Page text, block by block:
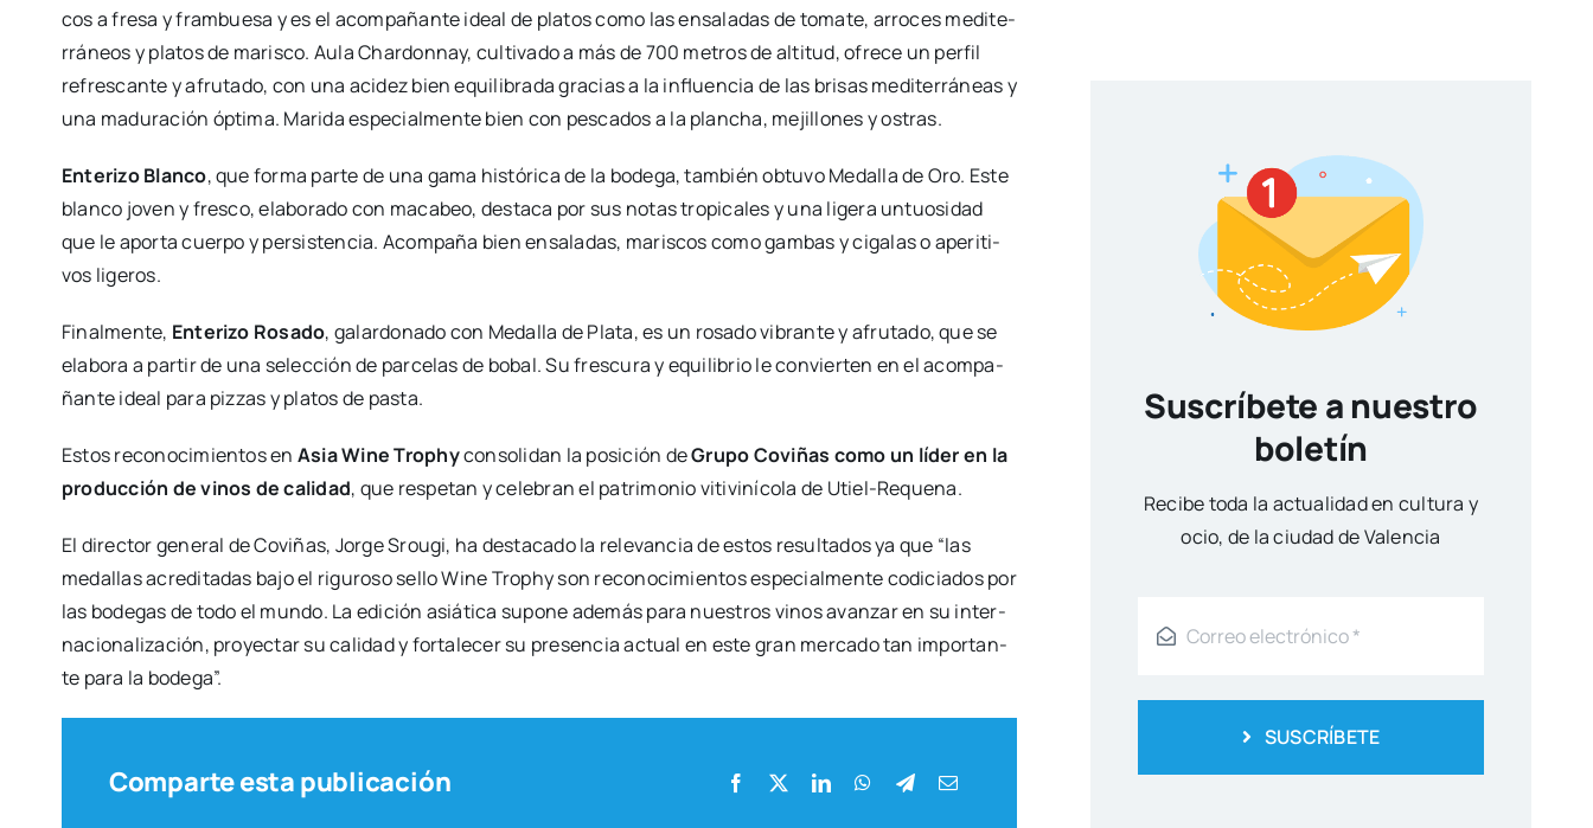
cos a fre­sa y fram­bue­sa y es el acom­pa­ñan­te ideal de pla­tos como las ensa­la­das de toma­te, arro­ces medi­te­
rrá­neos y pla­tos de maris­co. Aula Char­don­nay, cul­ti­va­do a más de 700 metros de alti­tud, ofre­ce un per­fil
refres­can­te y afru­ta­do, con una aci­dez bien equi­li­bra­da gra­cias a la influen­cia de las bri­sas medi­te­rrá­neas y
una madu­ra­ción ópti­ma. Mari­da espe­cial­men­te bien con pes­ca­dos a la plan­cha, meji­llo­nes y ostras.
Ente­ri­zo Blan­co, que for­ma par­te de una gama his­tó­ri­ca de la bode­ga, tam­bién obtu­vo Meda­lla de Oro. Este
blan­co joven y fres­co, ela­bo­ra­do con maca­beo, des­ta­ca por sus notas tro­pi­ca­les y una lige­ra untuo­si­dad
que le apor­ta cuer­po y per­sis­ten­cia. Acom­pa­ña bien ensa­la­das, maris­cos como gam­bas y ciga­las o ape­ri­ti­
vos lige­ros.
Final­men­te, Ente­ri­zo Rosa­do, galar­do­na­do con Meda­lla de Pla­ta, es un rosa­do vibran­te y afru­ta­do, que se
ela­bo­ra a par­tir de una selec­ción de par­ce­las de bobal. Su fres­cu­ra y equi­li­brio le con­vier­ten en el acom­pa­
ñan­te ideal para piz­zas y pla­tos de pas­ta.
Estos reco­no­ci­mien­tos en Asia Wine Trophycon­so­li­dan la posi­ción deGru­po Covi­ñas como un líder en la
pro­duc­ción de vinos de cali­dad, que res­pe­tan y cele­bran el patri­mo­nio viti­vi­ní­co­la de Utiel-Reque­­na.
El direc­tor gene­ral de Covi­ñas, Jor­ge Srou­gi, ha des­ta­ca­do la rele­van­cia de estos resul­ta­dos ya que “las
meda­llas acre­di­ta­das bajo el rigu­ro­so sello Wine Trophy son reco­no­ci­mien­tos espe­cial­men­te codi­cia­dos por
las bode­gas de todo el mun­do. La edi­ción asiá­ti­ca supo­ne ade­más para nues­tros vinos avan­zar en su inter­
na­cio­na­li­za­ción, pro­yec­tar su cali­dad y for­ta­le­cer su pre­sen­cia actual en este gran mer­ca­do tan impor­tan­
te para la bode­ga”.
Comparte esta publicación
Suscríbete a nuestro
boletín
Reci­be toda la actua­li­dad en cul­tu­ra y
ocio, de la ciu­dad de Valen­cia
SUSCRÍBETE